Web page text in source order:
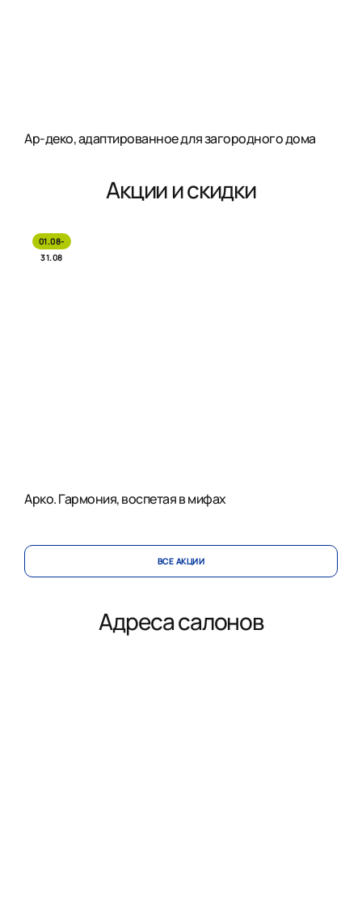
Ар-деко, адаптированное для загородного дома
Акции и скидки
01.08-
31.08
Арко. Гармония, воспетая в мифах
ВСЕ АКЦИИ
Адреса салонов